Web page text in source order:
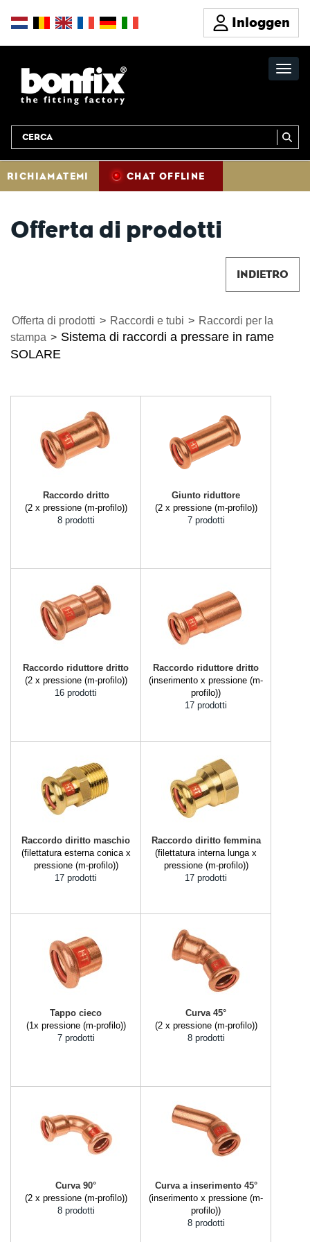
Inloggen
RICHIAMATEMI CHAT OFFLINE
Offerta di prodotti
INDIETRO
Offerta di prodotti > Raccordi e tubi > Raccordi per la
stampa > Sistema di raccordi a pressare in rame
SOLARE
Raccordo dritto
(2 x pressione (m-profilo))
8 prodotti
Giunto riduttore
(2 x pressione (m-profilo))
7 prodotti
Raccordo riduttore dritto
(2 x pressione (m-profilo))
16 prodotti
Raccordo riduttore dritto
(inserimento x pressione (m-
profilo))
17 prodotti
Raccordo diritto maschio
(filettatura esterna conica x
pressione (m-profilo))
17 prodotti
Raccordo diritto femmina
(filettatura interna lunga x
pressione (m-profilo))
17 prodotti
Tappo cieco
(1x pressione (m-profilo))
7 prodotti
Curva 45°
(2 x pressione (m-profilo))
8 prodotti
Curva 90°
(2 x pressione (m-profilo))
8 prodotti
Curva a inserimento 45°
(inserimento x pressione (m-
profilo))
8 prodotti